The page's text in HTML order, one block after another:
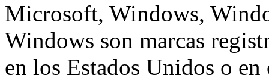
Microsoft, Windows,
Windows son marcas
en los Estados Unidos o en